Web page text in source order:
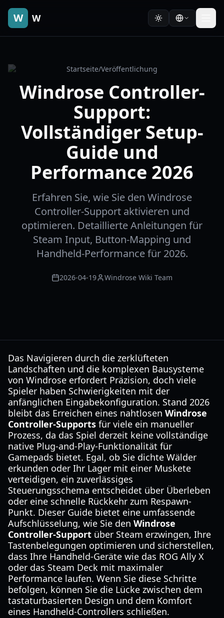
W W
Startseite/Veröffentlichung
Windrose Controller-
Support:
Vollständiger Setup-
Guide und
Performance 2026
Erfahren Sie, wie Sie den Windrose
Controller-Support aktivieren und
optimieren. Detaillierte Anleitungen für
Steam Input, Button-Mapping und
Handheld-Performance für 2026.
2026-04-19 Windrose Wiki Team
Das Navigieren durch die zerklüfteten
Landschaften und die komplexen Bausysteme
von Windrose erfordert Präzision, doch viele
Spieler haben Schwierigkeiten mit der
anfänglichen Eingabekonfiguration. Stand 2026
bleibt das Erreichen eines nahtlosen Windrose
Controller-Supports für viele ein manueller
Prozess, da das Spiel derzeit keine vollständige
native Plug-and-Play-Funktionalität für
Gamepads bietet. Egal, ob Sie dichte Wälder
erkunden oder Ihr Lager mit einer Muskete
verteidigen, ein zuverlässiges
Steuerungsschema entscheidet über Überleben
oder eine schnelle Rückkehr zum Respawn-
Punkt. Dieser Guide bietet eine umfassende
Aufschlüsselung, wie Sie den Windrose
Controller-Support über Steam erzwingen, Ihre
Tastenbelegungen optimieren und sicherstellen,
dass Ihre Handheld-Geräte wie das ROG Ally X
oder das Steam Deck mit maximaler
Performance laufen. Wenn Sie diese Schritte
befolgen, können Sie die Lücke zwischen dem
tastaturbasierten Design und dem Komfort
eines Handheld-Controllers schließen.